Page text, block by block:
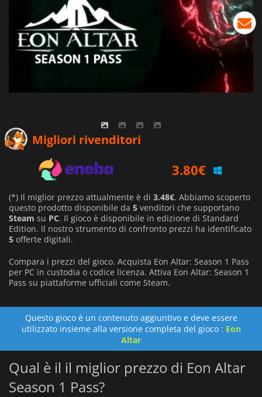
ACCEDI O REGISTRATI
Migliori rivenditori
3.80€
3.88€
(*) Il miglior prezzo attualmente è di 3.48€. Abbiamo scoperto
questo prodotto disponibile da 5 venditori che supportano
Steam su PC. Il gioco è disponibile in edizione di Standard
Edition. Il nostro strumento di confronto prezzi ha identificato
5 offerte digitali.
Compara i prezzi del gioco. Acquista Eon Altar: Season 1 Pass
per PC in custodia o codice licenza. Attiva Eon Altar: Season 1
Pass su piattaforme ufficiali come Steam.
Questo gioco è un contenuto aggiuntivo e deve essere
utilizzato insieme alla versione completa del gioco : Eon
Altar
Qual è il il miglior prezzo di Eon Altar
Season 1 Pass?